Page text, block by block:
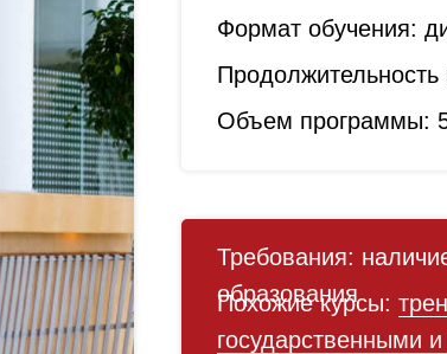
Формат обучения:
Продолжительность
Объем программы:
Требования:
образования
Похожие курсы:
государственными